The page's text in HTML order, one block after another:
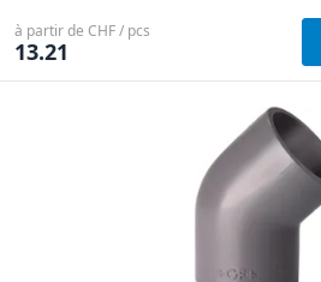
à partir de CHF / pcs
13.21